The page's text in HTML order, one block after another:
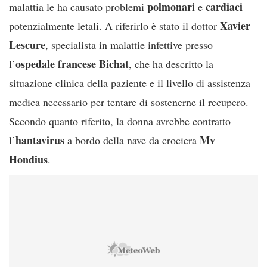
malattia le ha causato problemi polmonari e cardiaci
potenzialmente letali. A riferirlo è stato il dottor Xavier
Lescure, specialista in malattie infettive presso
l’ospedale francese Bichat, che ha descritto la
situazione clinica della paziente e il livello di assistenza
medica necessario per tentare di sostenerne il recupero.
Secondo quanto riferito, la donna avrebbe contratto
l’hantavirus a bordo della nave da crociera Mv
Hondius.